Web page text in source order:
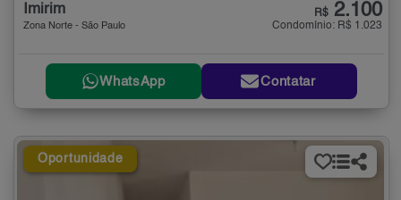
Imirim
Zona Norte - São Paulo
R$ 2.100
Condomínio: R$ 1.023
WhatsApp Contatar
Oportunidade